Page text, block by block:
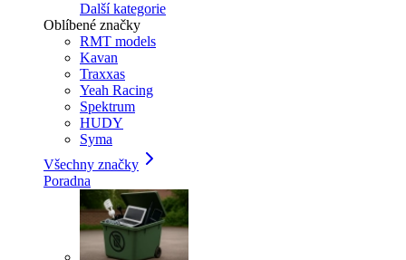
Další kategorie
Oblíbené značky
RMT models
Kavan
Traxxas
Yeah Racing
Spektrum
HUDY
Syma
Všechny značky
Poradna